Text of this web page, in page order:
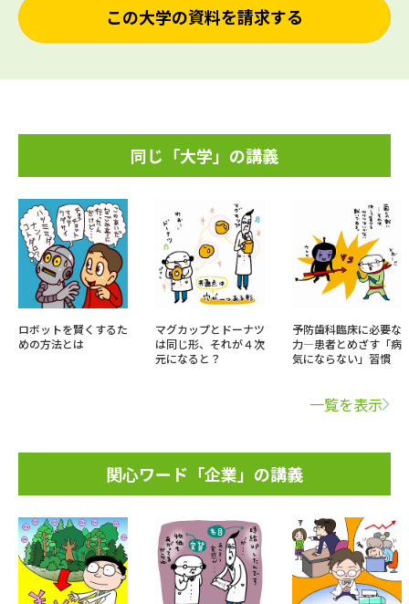
この大学の資料を請求する
同じ「大学」の講義
ロボットを賢くするた
めの方法とは
マグカップとドーナツ
は同じ形、それが４次
元になると？
予防歯科臨床に必要な
力―患者とめざす「病
気にならない」習慣
一覧を表示
関心ワード「企業」の講義